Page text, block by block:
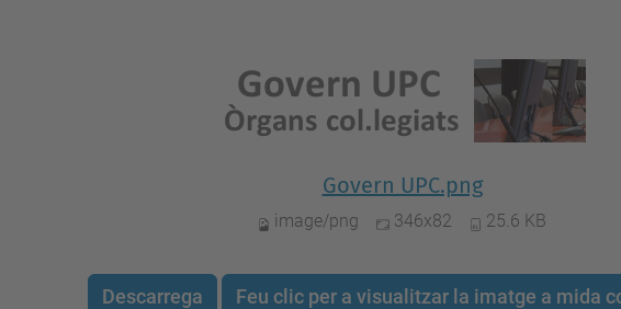
Govern UPC.png
image/png 346x82 25.6 KB
Descarrega Feu clic per a visualitzar la imatge a mida